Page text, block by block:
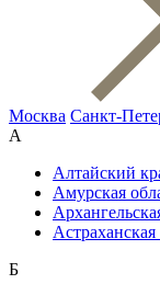
Москва Санкт-
А
Алтайский
Амурская
Астраханская
Б